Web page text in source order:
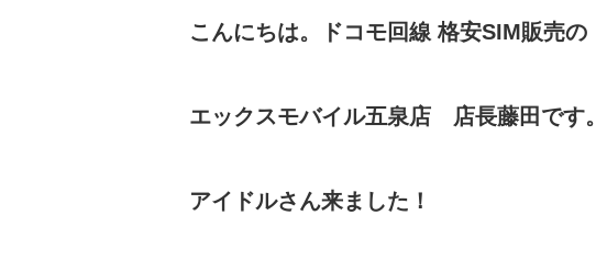
こんにちは。ドコモ回線 格安SIM販売の
エックスモバイル五泉店 店長藤田です。
アイドルさん来ました！